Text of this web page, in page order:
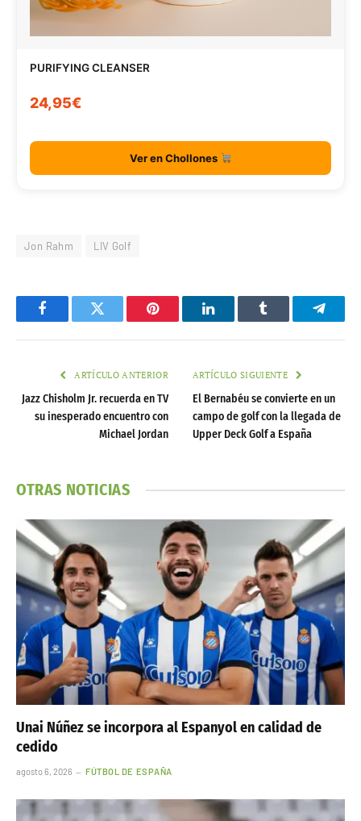
PURIFYING CLEANSER
24,95€
Ver en Chollones
Jon Rahm LIV Golf
FacebookTwitter Pinterest LinkedInTumblr
ARTÍCULO ANTERIOR
Jazz Chisholm Jr. recuerda en TV
su inesperado encuentro con
Michael Jordan
ARTÍCULO SIGUIENTE
El Bernabéu se convierte en un
campo de golf con la llegada de
Upper Deck Golf a España
OTRAS NOTICIAS
Unai Núñez se incorpora al Espanyol en calidad de
cedido
agosto 6, 2026 FÚTBOL DE ESPAÑA